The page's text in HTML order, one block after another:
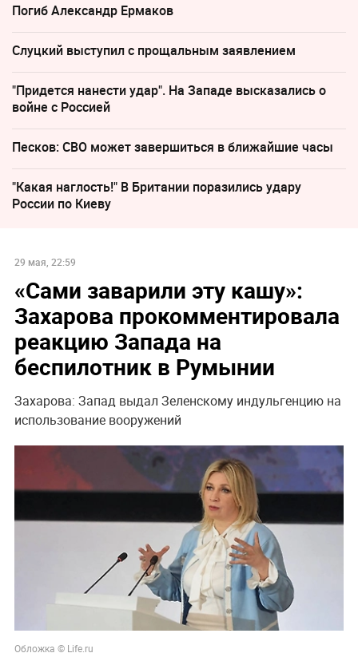
Погиб Александр Ермаков
Слуцкий выступил с прощальным заявлением
"Придется нанести удар". На Западе высказались о
войне с Россией
Песков: СВО может завершиться в ближайшие часы
"Какая наглость!" В Британии поразились удару
России по Киеву
29 мая, 22:59
«Сами заварили эту кашу»:
Захарова прокомментировала
реакцию Запада на
беспилотник в Румынии
Захарова: Запад выдал Зеленскому индульгенцию на
использование вооружений
Обложка © Life.ru